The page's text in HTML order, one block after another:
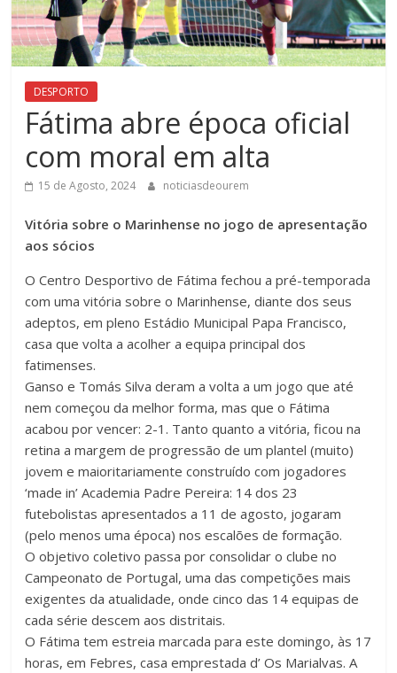
DESPORTO
Fátima abre época oficial
com moral em alta
15 de Agosto, 2024 noticiasdeourem
Vitória sobre o Marinhense no jogo de apresentação
aos sócios
O Centro Desportivo de Fátima fechou a pré-temporada
com uma vitória sobre o Marinhense, diante dos seus
adeptos, em pleno Estádio Municipal Papa Francisco,
casa que volta a acolher a equipa principal dos
fatimenses.
Ganso e Tomás Silva deram a volta a um jogo que até
nem começou da melhor forma, mas que o Fátima
acabou por vencer: 2-1. Tanto quanto a vitória, ficou na
retina a margem de progressão de um plantel (muito)
jovem e maioritariamente construído com jogadores
‘made in’ Academia Padre Pereira: 14 dos 23
futebolistas apresentados a 11 de agosto, jogaram
(pelo menos uma época) nos escalões de formação.
O objetivo coletivo passa por consolidar o clube no
Campeonato de Portugal, uma das competições mais
exigentes da atualidade, onde cinco das 14 equipas de
cada série descem aos distritais.
O Fátima tem estreia marcada para este domingo, às 17
horas, em Febres, casa emprestada d’ Os Marialvas. A